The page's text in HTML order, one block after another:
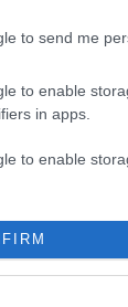
to send me
to enable
in apps.
to enable
to enable
to enable